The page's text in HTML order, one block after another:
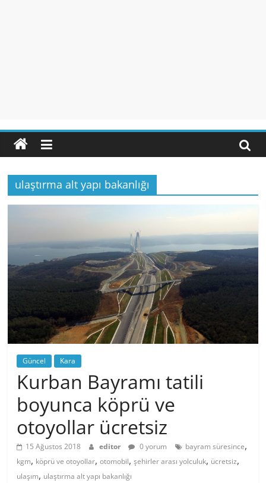
ulaştırma alt yapı bakanlığı
Güncel Kara
Kurban Bayramı tatili
boyunca köprü ve
otoyollar ücretsiz
15 Ağustos 2018 editor 0 yorum bayram süresince,
kgm, köprü ve otoyollar,otomobil,şehirler arası yolculuk, ücretsiz,
ulaşım, ulaştırma alt yapı bakanlığı